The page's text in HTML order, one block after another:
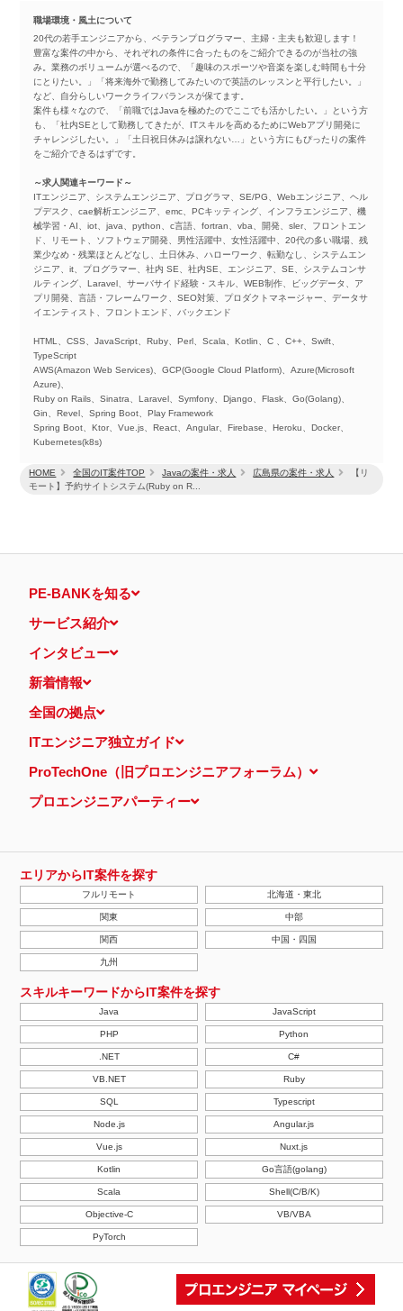
HOME 全国のIT案件TOP Javaの案件・求人 広島県の案件・求人
【リ
モート】予約サイトシステム(Ruby on R...
職場環境・風土について
20代の若手エンジニアから、ベテランプログラマー、主婦・主夫も歓迎します！
豊富な案件の中から、それぞれの条件に合ったものをご紹介できるのが当社の強
み。業務のボリュームが選べるので、「趣味のスポーツや音楽を楽しむ時間も十分
にとりたい。」「将来海外で勤務してみたいので英語のレッスンと平行したい。」
など、自分らしいワークライフバランスが保てます。
案件も様々なので、「前職ではJavaを極めたのでここでも活かしたい。」という方
も、「社内SEとして勤務してきたが、ITスキルを高めるためにWebアプリ開発に
チャレンジしたい。」「土日祝日休みは譲れない…」という方にもぴったりの案件
をご紹介できるはずです。
～求人関連キーワード～
ITエンジニア、システムエンジニア、プログラマ、SE/PG、Webエンジニア、ヘル
プデスク、cae解析エンジニア、emc、PCキッティング、インフラエンジニア、機
械学習・AI、iot、java、python、c言語、fortran、vba、開発、sler、フロントエン
ド、リモート、ソフトウェア開発、男性活躍中、女性活躍中、20代の多い職場、残
業少なめ・残業ほとんどなし、土日休み、ハローワーク、転勤なし、システムエン
ジニア、it、プログラマー、社内 SE、社内SE、エンジニア、SE、システムコンサ
ルティング、Laravel、サーバサイド経験・スキル、WEB制作、ビッグデータ、ア
プリ開発、言語・フレームワーク、SEO対策、プロダクトマネージャー、データサ
イエンティスト、フロントエンド、バックエンド
HTML、CSS、JavaScript、Ruby、Perl、Scala、Kotlin、C 、C++、Swift、
TypeScript
AWS(Amazon Web Services)、GCP(Google Cloud Platform)、Azure(Microsoft
Azure)、
Ruby on Rails、Sinatra、Laravel、Symfony、Django、Flask、Go(Golang)、
Gin、Revel、Spring Boot、Play Framework
Spring Boot、Ktor、Vue.js、React、Angular、Firebase、Heroku、Docker、
Kubernetes(k8s)
PE-BANKを知る
サービス紹介
インタビュー
新着情報
全国の拠点
ITエンジニア独立ガイド
ProTechOne（旧プロエンジニアフォーラム）
プロエンジニアパーティー
エリアからIT案件を探す
フルリモート 北海道・東北
関東 中部
関西 中国・四国
九州
スキルキーワードからIT案件を探す
Java JavaScript
PHP Python
.NET C#
VB.NET Ruby
SQL Typescript
Node.js Angular.js
Vue.js Nuxt.js
Kotlin Go言語(golang)
Scala Shell(C/B/K)
Objective-C VB/VBA
PyTorch